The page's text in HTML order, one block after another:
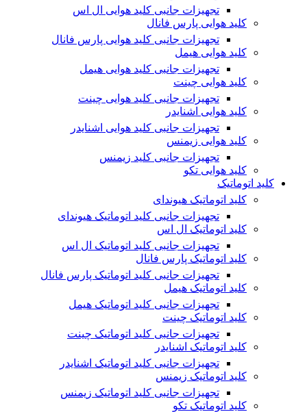
تجهیزات جانبی کلید هوایی ال اس
کلید هوایی پارس فانال
تجهیزات جانبی کلید هوایی پارس فانال
کلید هوایی هیمل
تجهیزات جانبی کلید هوایی هیمل
کلید هوایی چینت
تجهیزات جانبی کلید هوایی چینت
کلید هوایی اشنایدر
تجهیزات جانبی کلید هوایی اشنایدر
کلید هوایی زیمنس
تجهیزات جانبی کلید زیمنس
کلید هوایی تکو
کلید اتوماتیک
کلید اتوماتیک هیوندای
تجهیزات جانبی کلید اتوماتیک هیوندای
کلید اتوماتیک ال اس
تجهیزات جانبی کلید اتوماتیک ال اس
کلید اتوماتیک پارس فانال
تجهیزات جانبی کلید اتوماتیک پارس فانال
کلید اتوماتیک هیمل
تجهیزات جانبی کلید اتوماتیک هیمل
کلید اتوماتیک چینت
تجهیزات جانبی کلید اتوماتیک چینت
کلید اتوماتیک اشنایدر
تجهیزات جانبی کلید اتوماتیک اشنایدر
کلید اتوماتیک زیمنس
تجهیزات جانبی کلید اتوماتیک زیمنس
کلید اتوماتیک تکو